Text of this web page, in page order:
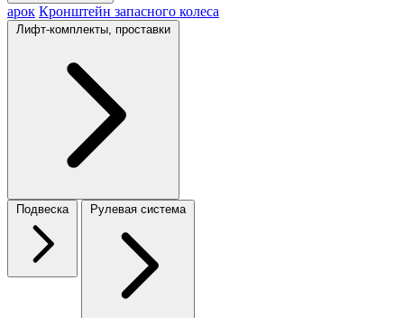
арок Кронштейн запасного колеса
Лифт-комплекты, проставки
Подвеска Рулевая система